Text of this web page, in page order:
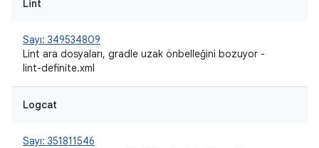
Lint
Sayı: 349534809
Lint ara dosyaları, gradle uzak önbelleğini bozuyor -
lint-definite.xml
Logcat
Sayı: 351811546